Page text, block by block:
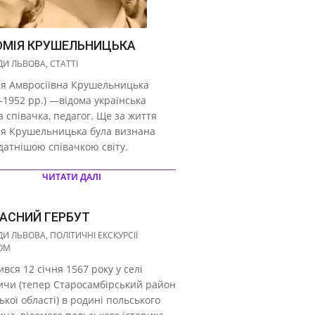
КРУШЕЛЬНИЦЬКА
ЛЬВОВА, СТАТТІ
Амвросіївна Крушельницька
рр.) —відома українська
співачка, педагог. Ще за життя
Крушельницька була визнана
співачкою світу.
ЧИТАТИ ДАЛІ
ГЕРБУТ
ЛЬВОВА, ПОЛІТИЧНІ ЕКСКУРСІЇ
12 січня 1567 року у селі
(тепер Старосамбірський район
області) в родині польського